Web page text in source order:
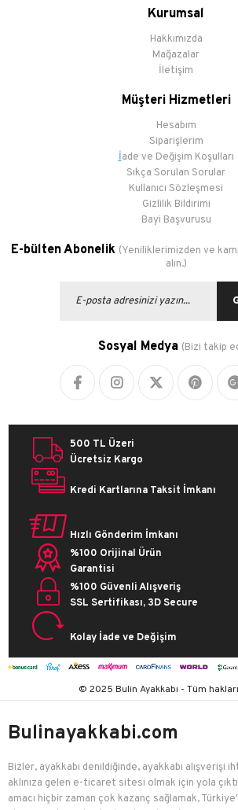
Kurumsal
Hakkımızda
Mağazalar
İletişim
Müşteri Hizmetleri
Hesabım
Siparişlerim
İade ve Değişim Koşulları
Sıkça Sorulan Sorular
Kullanıcı Sözleşmesi
Gizlilik Bildirimi
Bayi Başvurusu
E-bülten Abonelik (Yeniliklerimizden ve
alın.)
Sosyal Medya (Bizi takip
500 TL Üzeri
Ücretsiz Kargo
Kredi Kartlarına Taksit İmkanı
Hızlı Gönderim İmkanı
%100 Orijinal Ürün
Garantisi
%100 Güvenli Alışveriş
SSL Sertifikası, 3D Secure
Kolay İade ve Değişim
© 2025 Bulin Ayakkabı - Tüm hakları
Bulinayakkabi.com
Bizler, ayakkabı denildiğinde, ayakkabı alışverişi
aklınıza gelen e-ticaret sitesi olmak için yola
amacı hiçbir zaman çok kazanç sağlamak,